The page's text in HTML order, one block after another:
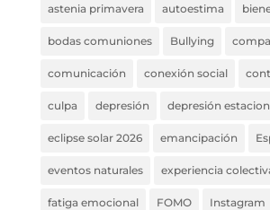
astenia primavera autoestima
bodas comuniones Bullying
comunicación conexión social
culpa depresión depresión
eclipse solar 2026 emancipación
eventos naturales experiencia
fatiga emocional FOMO Instagram